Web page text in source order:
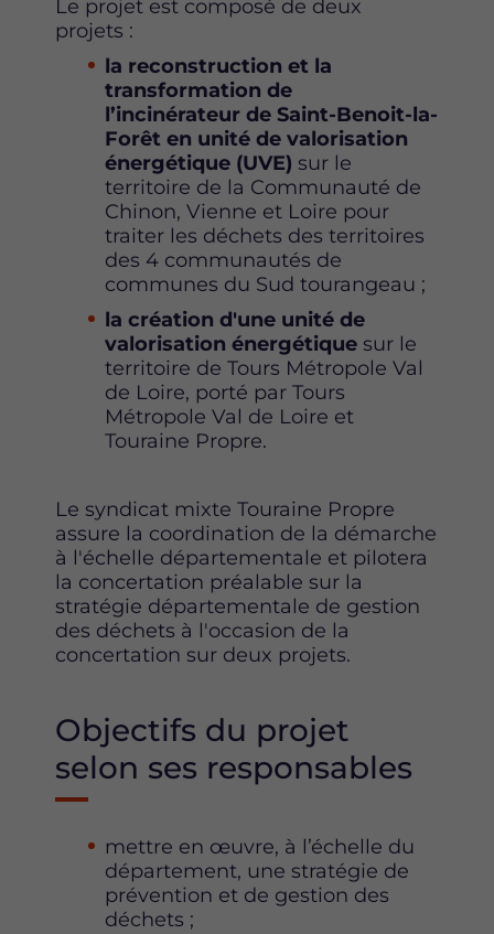
Le projet est composé de deux
projets :
la reconstruction et la
transformation de
l’incinérateur de Saint-Benoit-la-
Forêt en unité de valorisation
énergétique (UVE) sur le
territoire de la Communauté de
Chinon, Vienne et Loire pour
traiter les déchets des territoires
des 4 communautés de
communes du Sud tourangeau ;
la création d'une unité de
valorisation énergétique sur le
territoire de Tours Métropole Val
de Loire, porté par Tours
Métropole Val de Loire et
Touraine Propre.
Le syndicat mixte Touraine Propre
assure la coordination de la démarche
à l'échelle départementale et pilotera
la concertation préalable sur la
stratégie départementale de gestion
des déchets à l'occasion de la
concertation sur deux projets.
Objectifs du projet
selon ses responsables
mettre en œuvre, à l’échelle du
département, une stratégie de
prévention et de gestion des
déchets ;